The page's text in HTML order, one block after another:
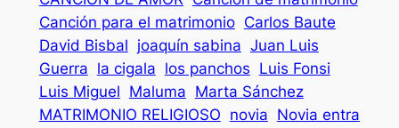
Canción para el matrimonio Carlos Baute
David Bisbal joaquín sabina Juan Luis
Guerra la cigala los panchos Luis Fonsi
Luis Miguel Maluma Marta Sánchez
MATRIMONIO RELIGIOSO novia Novia entra